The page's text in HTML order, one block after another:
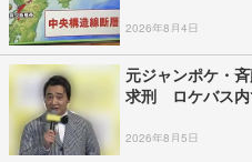
2026年8月4日
元ジャンポケ・
求刑 ロケバス
2026年8月5日